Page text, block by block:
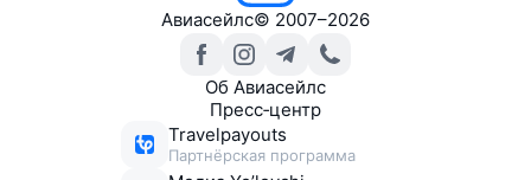
Авиасейлс© 2007–2026
Об Авиасейлс
Пресс‑центр
Travelpayouts
Партнёрская программа